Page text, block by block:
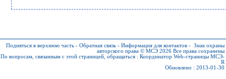
Подняться в верхнюю часть - Обратная связь - Информация для контактов - Знак охраны
авторского права © МСЭ 2026 Все права сохранены
По вопросам, связанным с этой страницей, обращаться : Координатор Web-страницы МСЭ-
R
Обновлено : 2013-01-30